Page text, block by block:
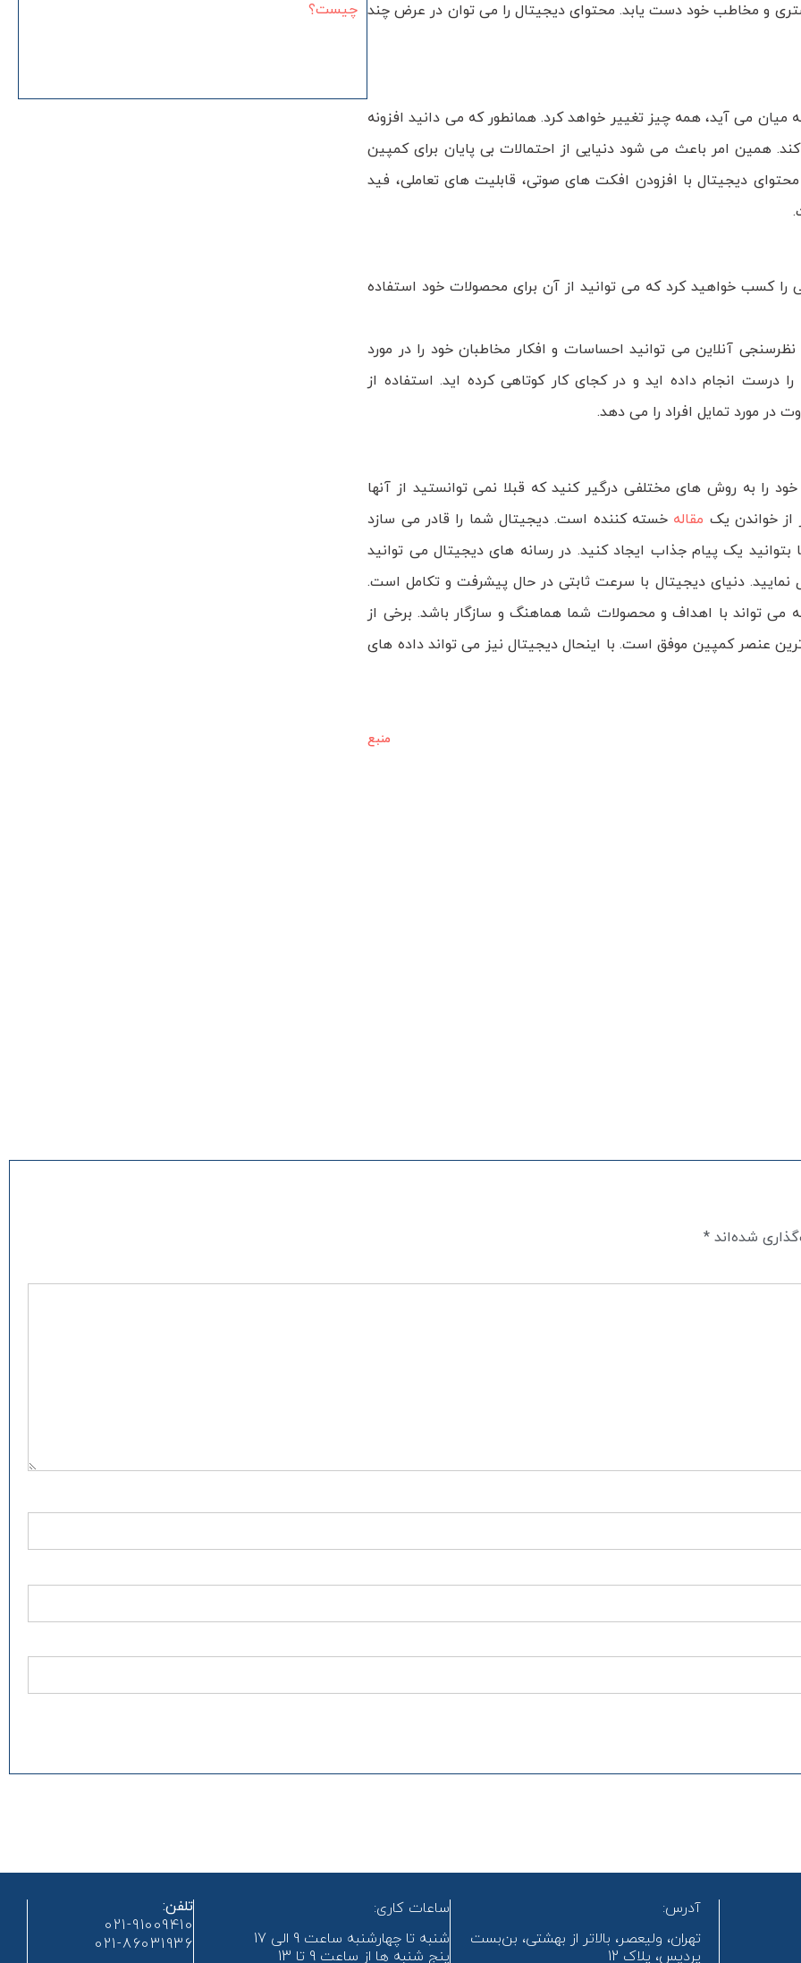
و مخاطب خود دست یابد. محتوای دیجیتال را می توان در عرض چند
می آید، همه چیز تغییر خواهد کرد. همانطور که می دانید افزونه
همین امر باعث می شود دنیایی از احتمالات بی پایان برای کمپین
محتوای دیجیتال با افزودن افکت های صوتی، قابلیت های تعاملی، فید
کسب خواهید کرد که می توانید از آن برای محصولات خود استفاده
آنلاین می توانید احساسات و افکار مخاطبان خود را در مورد
انجام داده اید و در کجای کار کوتاهی کرده اید. استفاده از
در مورد تمایل افراد را می دهد.
را به روش های مختلفی درگیر کنید که قبلا نمی توانستید از آنها
از خواندن یک مقاله خسته کننده است. دیجیتال شما را قادر می سازد
بتوانید یک پیام جذاب ایجاد کنید. در رسانه های دیجیتال می توانید
دنیای دیجیتال با سرعت ثابتی در حال پیشرفت و تکامل است.
می تواند با اهداف و محصولات شما هماهنگ و سازگار باشد. برخی از
عنصر کمپین موفق است. با اینحال دیجیتال نیز می تواند داده های
منبع
شده‌اند *
آدرس:
تهران، ولیعصر، بالاتر از بهشتی، بن‌بست
پردیس، پلاک 12
ساعات کاری:
شنبه تا چهارشنبه ساعت 9 الی 17
پنج شنبه ها از ساعت 9 تا 13
تلفن:
021-91009410
021-86031936